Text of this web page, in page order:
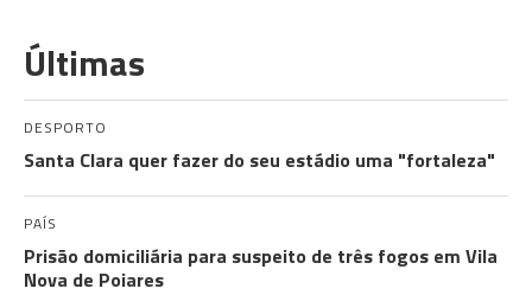
Últimas
DESPORTO
Santa Clara quer fazer do seu estádio uma "fortaleza"
PAÍS
Prisão domiciliária para suspeito de três fogos em Vila
Nova de Poiares